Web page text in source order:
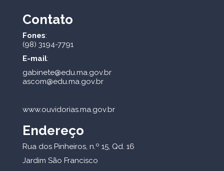
Contato
Fones:
(98) 3194-7791
E-mail:
gabinete@edu.ma.gov.br
ascom@edu.ma.gov.br
www.ouvidorias.ma.gov.br
Endereço
Rua dos Pinheiros, n.º 15, Qd. 16
Jardim São Francisco